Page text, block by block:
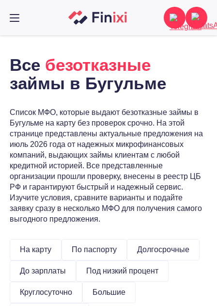
Все безотказные
займы в Бугульме
Список МФО, которые выдают безотказные займы в
Бугульме на карту без проверок срочно. На этой
странице представлены актуальные предложения на
июль 2026 года от надежных микрофинансовых
компаний, выдающих займы клиентам с любой
кредитной историей. Все представленные
организации прошли проверку, внесены в реестр ЦБ
РФ и гарантируют быстрый и надежный сервис.
Изучите условия, сравните варианты и подайте
заявку сразу в несколько МФО для получения самого
выгодного предложения.
На карту По паспорту Долгосрочные
До зарплаты Под низкий процент
Круглосуточно Большие